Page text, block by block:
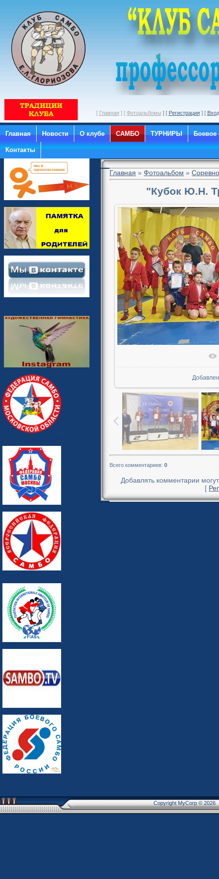
[ Главная ] [ Фотоальбомы ] [ Регистрация] [ Вход
Главная Новости О клубе САМБО ТУРНИРЫ Боевое
Контакты
Главная » Фотоальбом »
"Кубок Ю.Н.
В
Всего комментариев: 0
Добавлять комментарии
[
Copyright MyCorp © 2026